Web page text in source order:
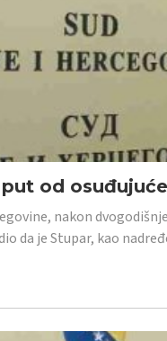
od
nakon
da je Stupar, kao